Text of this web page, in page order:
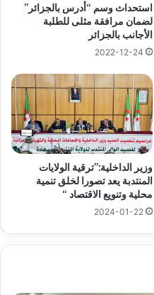
استحداث وسم “أدرس بالجزائر”
لضمان مرافقة مثلى للطلبة
الأجانب بالجزائر
2022-12-24
وزير الداخلية:”ترقية الولايات
المنتدبة يعد تصورا لخلق تنمية
محلية وتنويع الاقتصاد “
2024-01-22